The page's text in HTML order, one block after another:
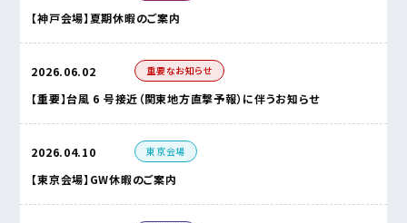
【神戸会場】夏期休暇のご案内
2026.06.02 重要なお知らせ
【重要】台風 6 号接近（関東地方直撃予報）に伴うお知らせ
2026.04.10 東京会場
【東京会場】GW休暇のご案内